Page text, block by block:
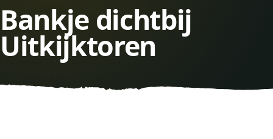
Bankje dichtbij
Uitkijktoren